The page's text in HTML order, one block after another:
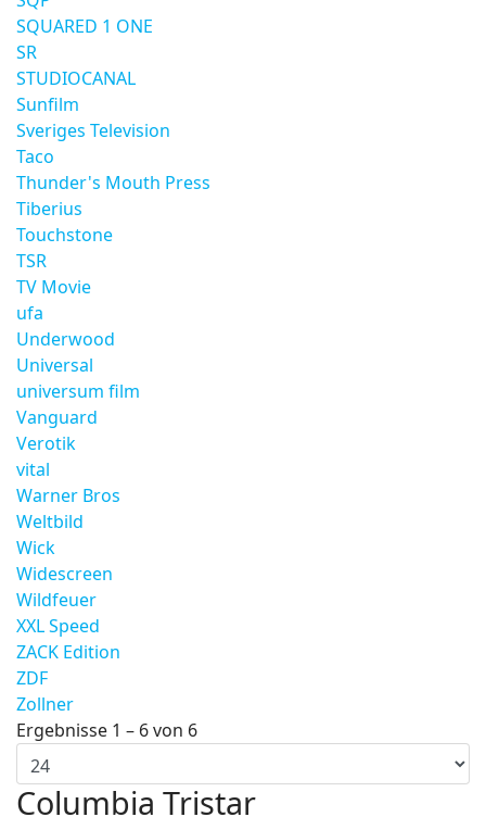
SQUARED 1 ONE
SR
STUDIOCANAL
Sunfilm
Sveriges Television
Taco
Thunder's Mouth Press
Tiberius
Touchstone
TSR
TV Movie
ufa
Underwood
Universal
universum film
Vanguard
Verotik
vital
Warner Bros
Weltbild
Wick
Widescreen
Wildfeuer
XXL Speed
ZACK Edition
ZDF
Zollner
Ergebnisse 1 – 6 von 6
Columbia Tristar